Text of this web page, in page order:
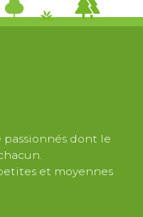
passionnés dont le
et moyennes